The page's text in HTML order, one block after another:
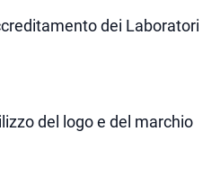
dei Laboratori
del logo e del marchio